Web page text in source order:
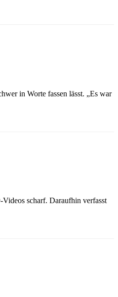
in Worte fassen lässt. „Es war
scharf. Daraufhin verfasst